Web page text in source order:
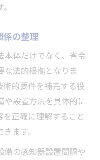
係の整理
本体だけでなく、省令
な法的根拠となりま
術的要件を補完する役
や設置方法を具体的に
正確に理解すること
ます。
備の感知器設置間隔や